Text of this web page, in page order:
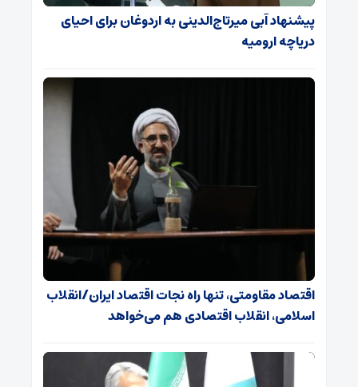
پیشنهاد آبی میرتاج‌الدینی‌ به اردوغان برای احیای
دریاچه ارومیه
اقتصاد مقاومتی، تنها راه نجات اقتصاد ایران/انقلاب
اسلامی، انقلاب اقتصادی هم می‌خواهد